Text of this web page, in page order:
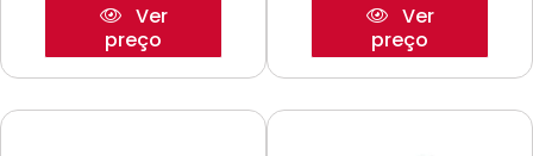
Ver
preço
Ver
preço